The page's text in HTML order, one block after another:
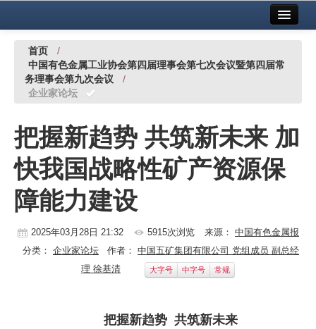
中国有色金属报社主办
要闻
铜镍铅锌
铝
稀有稀土
有色市场
科技
镁钛
首页
/
中国有色金属工业协会第四届理事会第七次会议暨第四届常
务理事会第九次会议
/
企业家论坛
把握新趋势 共筑新未来 加
快我国战略性矿产资源保
障能力建设
2025年03月28日 21:32 5915次浏览 来源： 中国有色金属报
分类： 企业家论坛 作者： 中国五矿集团有限公司 党组成员 副总经
理 徐基清
大字号 中字号 常规
把握新趋势 共筑新未来